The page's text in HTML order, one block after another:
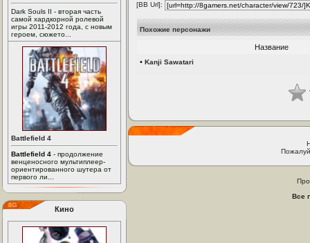
Dark Souls II - вторая часть
самой хардкорной ролевой
игры 2011-2012 года, с новым
героем, сюжето...
Battlefield 4
Battlefield 4 - продолжение
венценосного мультиплеер-
ориентированного шутера от
первого ли...
Кино
[BB Url]:
Похожие персонажи
Название
• Kanji Sawatari
Все